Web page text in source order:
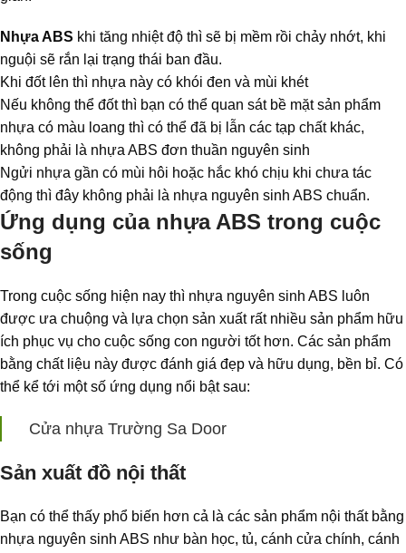
Nhựa ABS khi tăng nhiệt độ thì sẽ bị mềm rồi chảy nhớt, khi
nguội sẽ rắn lại trạng thái ban đầu.
Khi đốt lên thì nhựa này có khói đen và mùi khét
Nếu không thể đốt thì bạn có thể quan sát bề mặt sản phẩm
nhựa có màu loang thì có thể đã bị lẫn các tạp chất khác,
không phải là nhựa ABS đơn thuần nguyên sinh
Ngửi nhựa gần có mùi hôi hoặc hắc khó chịu khi chưa tác
động thì đây không phải là nhựa nguyên sinh ABS chuẩn.
Ứng dụng của nhựa ABS trong cuộc
sống
Trong cuộc sống hiện nay thì nhựa nguyên sinh ABS luôn
được ưa chuộng và lựa chọn sản xuất rất nhiều sản phẩm hữu
ích phục vụ cho cuộc sống con người tốt hơn. Các sản phẩm
bằng chất liệu này được đánh giá đẹp và hữu dụng, bền bỉ. Có
thể kể tới một số ứng dụng nổi bật sau:
Cửa nhựa Trường Sa Door
Sản xuất đồ nội thất
Bạn có thể thấy phổ biến hơn cả là các sản phẩm nội thất bằng
nhựa nguyên sinh ABS như bàn học, tủ, cánh cửa chính, cánh